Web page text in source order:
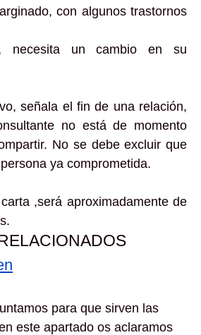
con algunos trastornos
necesita un cambio en su
señala el fin de una relación,
no está de momento
No se debe excluir que
ya comprometida.
,será aproximadamente de
para que sirven las
este apartado os aclaramos